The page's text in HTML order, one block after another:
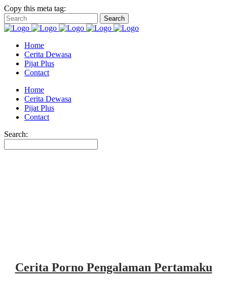
Copy this meta tag:
Home
Cerita Dewasa
Pijat Plus
Contact
Home
Cerita Dewasa
Pijat Plus
Contact
Search:
Cerita Porno Pengalaman Pertamaku